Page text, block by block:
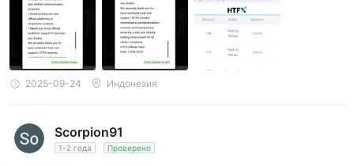
Могу ли я торговать на демо-счете с HTFX?
Да. Демо-счета доступны на HTFX.
Какой минимальный депозит требуется для
открытия счета с HTFX?
$50.
для трейдеров?
Да. HTFX не предоставляет услуги гражданам/резидентам
мне только сказали быть пациент. На письма даже не отвеч
али. Какие у вас ещё оправдания? Не ведите себя как жертв
2025-09-24 Индонезия
Scorpion91
1-2 года Проверено